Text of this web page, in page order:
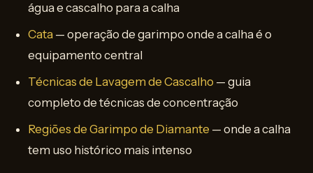
água e cascalho para a calha
Cata — operação de garimpo onde a calha é o
equipamento central
Técnicas de Lavagem de Cascalho — guia
completo de técnicas de concentração
Regiões de Garimpo de Diamante — onde a calha
tem uso histórico mais intenso